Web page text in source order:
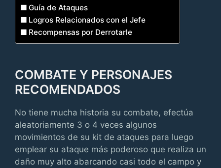
Guía de Ataques
Logros Relacionados con el Jefe
Recompensas por Derrotarle
COMBATE Y PERSONAJES
RECOMENDADOS
No tiene mucha historia su combate, efectúa
aleatoriamente 3 o 4 veces algunos
movimientos de su kit de ataques para luego
emplear su ataque más poderoso que realiza un
daño muy alto abarcando casi todo el campo y